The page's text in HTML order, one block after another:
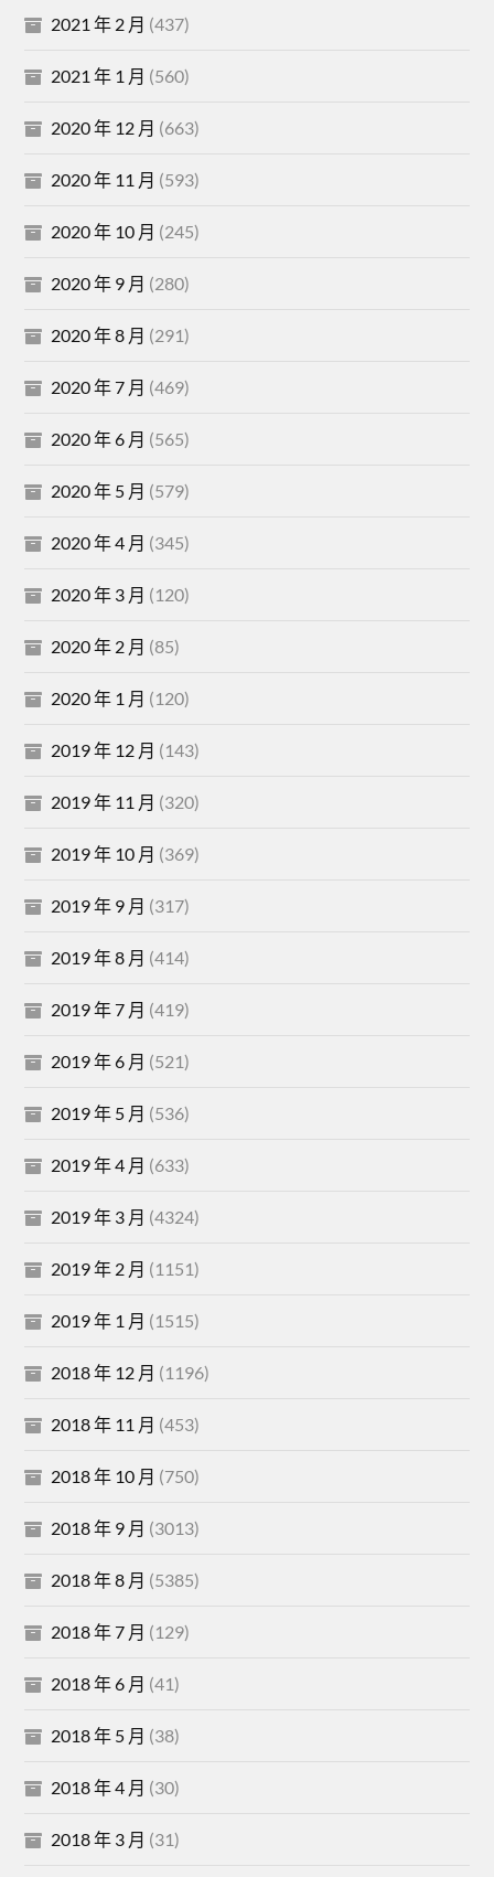
2021 年 2 月 (437)
2021 年 1 月 (560)
2020 年 12 月 (663)
2020 年 11 月 (593)
2020 年 10 月 (245)
2020 年 9 月 (280)
2020 年 8 月 (291)
2020 年 7 月 (469)
2020 年 6 月 (565)
2020 年 5 月 (579)
2020 年 4 月 (345)
2020 年 3 月 (120)
2020 年 2 月 (85)
2020 年 1 月 (120)
2019 年 12 月 (143)
2019 年 11 月 (320)
2019 年 10 月 (369)
2019 年 9 月 (317)
2019 年 8 月 (414)
2019 年 7 月 (419)
2019 年 6 月 (521)
2019 年 5 月 (536)
2019 年 4 月 (633)
2019 年 3 月 (4324)
2019 年 2 月 (1151)
2019 年 1 月 (1515)
2018 年 12 月 (1196)
2018 年 11 月 (453)
2018 年 10 月 (750)
2018 年 9 月 (3013)
2018 年 8 月 (5385)
2018 年 7 月 (129)
2018 年 6 月 (41)
2018 年 5 月 (38)
2018 年 4 月 (30)
2018 年 3 月 (31)